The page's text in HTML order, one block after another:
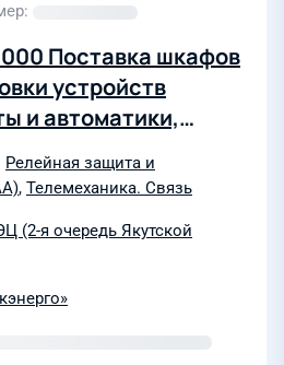
Поставка шкафов
устройств
и автоматики,
при реализации
Релейная защита и
, Телемеханика. Связь
(2-я очередь Якутской